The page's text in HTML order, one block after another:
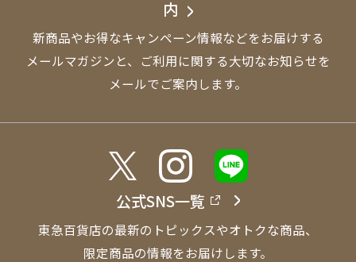
内
新商品やお得なキャンペーン情報などをお届けする
メールマガジンと、
ご利用に関する大切なお知らせを
メールでご案内します。
公式SNS一覧
東急百貨店の最新のトピックスやオトクな商品、
限定商品の情報をお届けします。